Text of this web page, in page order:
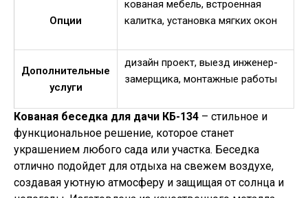
Опции
кованая мебель, встроенная
калитка, установка мягких окон
Дополнительные
услуги
дизайн проект, выезд инженер-
замерщика, монтажные работы
Кованая беседка для дачи КБ-134 – стильное и
функциональное решение, которое станет
украшением любого сада или участка. Беседка
отлично подойдет для отдыха на свежем воздухе,
создавая уютную атмосферу и защищая от солнца и